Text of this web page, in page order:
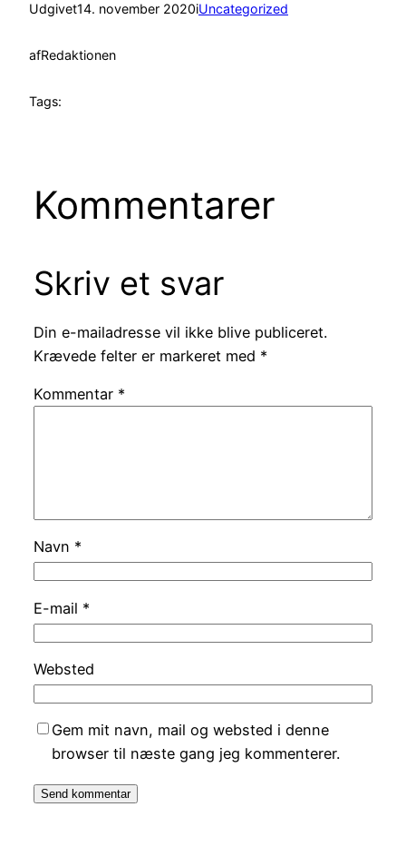
Udgivet14. november 2020iUncategorized
afRedaktionen
Tags:
Kommentarer
Skriv et svar
Din e-mailadresse vil ikke blive publiceret.
Krævede felter er markeret med *
Kommentar *
Navn *
E-mail *
Websted
Gem mit navn, mail og websted i denne
browser til næste gang jeg kommenterer.